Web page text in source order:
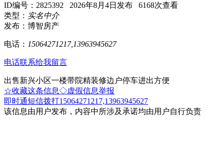
ID编号：2825392 2026年8月4日发布 6168次查看
类型： 实名中介
发布：博智房产
电话： 15064271217,13963945627
电话联系给我留言
出售新兴小区一楼带院精装修边户停车进出方便
☆收藏这条信息◇虚假信息举报
即时通短信拨打15064271217,13963945627
该信息由用户发布，内容中所涉及承诺均由用户自行负责